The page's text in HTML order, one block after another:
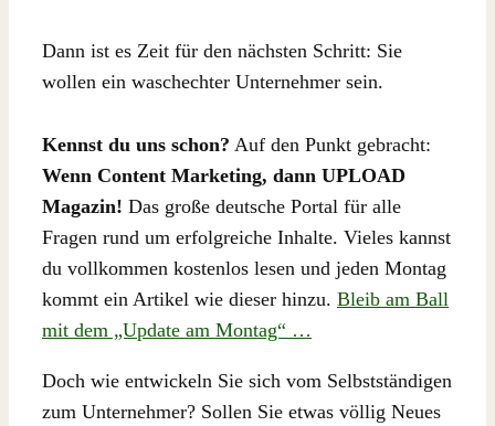
Dann ist es Zeit für den nächsten Schritt: Sie
wollen ein waschechter Unternehmer sein.
Kennst du uns schon? Auf den Punkt gebracht:
Wenn Content Marketing, dann UPLOAD
Magazin! Das große deutsche Portal für alle
Fragen rund um erfolgreiche Inhalte. Vieles kannst
du vollkommen kostenlos lesen und jeden Montag
kommt ein Artikel wie dieser hinzu. Bleib am Ball
mit dem „Update am Montag“ …
Doch wie entwickeln Sie sich vom Selbstständigen
zum Unternehmer? Sollen Sie etwas völlig Neues